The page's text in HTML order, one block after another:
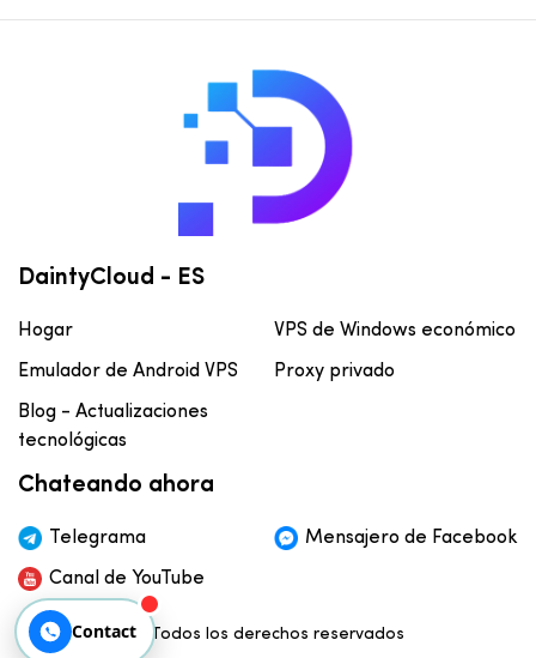
DaintyCloud - ES
Hogar VPS de Windows económico
Emulador de Android VPS Proxy privado
Blog - Actualizaciones
tecnológicas
Chateando ahora
Telegrama Mensajero de Facebook
Canal de YouTube
© Todos los derechos reservados
Contact